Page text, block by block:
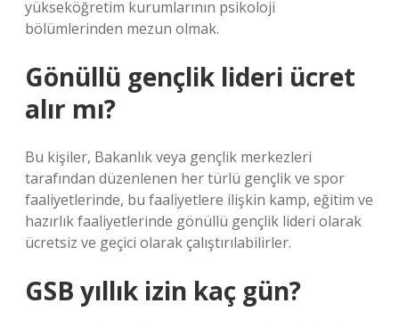
yükseköğretim kurumlarının psikoloji
bölümlerinden mezun olmak.
Gönüllü gençlik lideri ücret
alır mı?
Bu kişiler, Bakanlık veya gençlik merkezleri
tarafından düzenlenen her türlü gençlik ve spor
faaliyetlerinde, bu faaliyetlere ilişkin kamp, ​​eğitim ve
hazırlık faaliyetlerinde gönüllü gençlik lideri olarak
ücretsiz ve geçici olarak çalıştırılabilirler.
GSB yıllık izin kaç gün?